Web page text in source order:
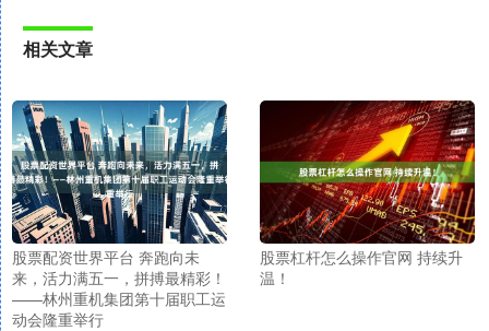
相关文章
股票配资世界平台 奔跑向未
来，活力满五一，拼搏最精彩！
——林州重机集团第十届职工运
动会隆重举行
股票杠杆怎么操作官网 持续升
温！